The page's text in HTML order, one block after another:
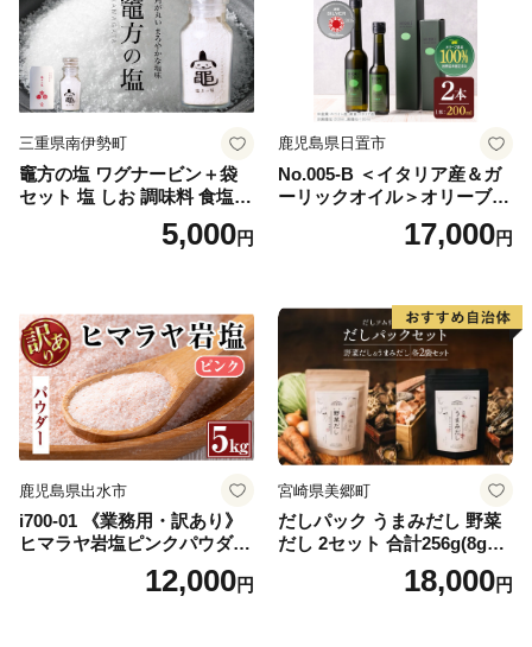
三重県南伊勢町
竈方の塩 ワグナービン＋袋
セット 塩 しお 調味料 食塩
天然 ミネラル 調味料 ソルト
salt 料理 味付 おにぎり 三重
5,000円
鹿児島県日置市
No.005-B ＜イタリア産＆ガ
ーリックオイル＞オリーブオ
イルセット(200ml×2本) 日置
市 特産品 調味料 油 エキスト
ブ】
17,000円
鹿児島県出水市
i700-01 《業務用・訳あり》
ヒマラヤ岩塩ピンクパウダー
タイプ(5kg) 岩塩 塩 調味料
しお 保存料不使用 天然 パウ
12,000円
宮崎県美郷町
だしパック うまみだし 野菜
だし 2セット 合計256g(8g×8
パック×2種×2セット) [岡田商
店 宮崎県 美郷町 31ac0069]
18,000円